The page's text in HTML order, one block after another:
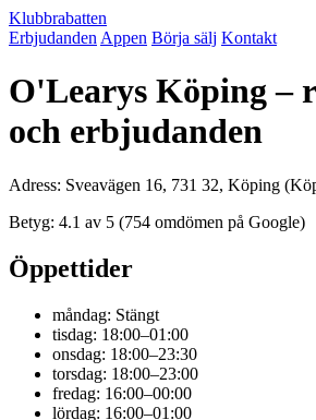
Klubbrabatten
Erbjudanden Appen Börja sälj Kontakt
O'Learys Köping –
och erbjudanden
Adress: Sveavägen 16, 731 32, Köping
Betyg: 4.1 av 5 (754 omdömen på Google)
Öppettider
måndag: Stängt
tisdag: 18:00–01:00
onsdag: 18:00–23:30
torsdag: 18:00–23:00
fredag: 16:00–00:00
lördag: 16:00–01:00